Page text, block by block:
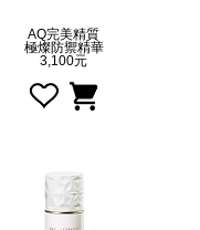
AQ完美精質
極燦防禦精華
3,100元